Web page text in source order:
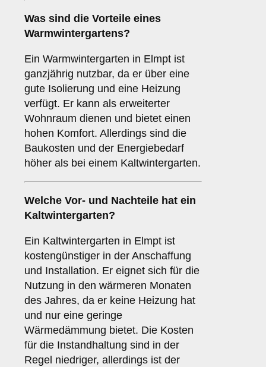
Was sind die Vorteile eines
Warmwintergartens?
Ein Warmwintergarten in Elmpt ist
ganzjährig nutzbar, da er über eine
gute Isolierung und eine Heizung
verfügt. Er kann als erweiterter
Wohnraum dienen und bietet einen
hohen Komfort. Allerdings sind die
Baukosten und der Energiebedarf
höher als bei einem Kaltwintergarten.
Welche Vor- und Nachteile hat ein
Kaltwintergarten?
Ein Kaltwintergarten in Elmpt ist
kostengünstiger in der Anschaffung
und Installation. Er eignet sich für die
Nutzung in den wärmeren Monaten
des Jahres, da er keine Heizung hat
und nur eine geringe
Wärmedämmung bietet. Die Kosten
für die Instandhaltung sind in der
Regel niedriger, allerdings ist der